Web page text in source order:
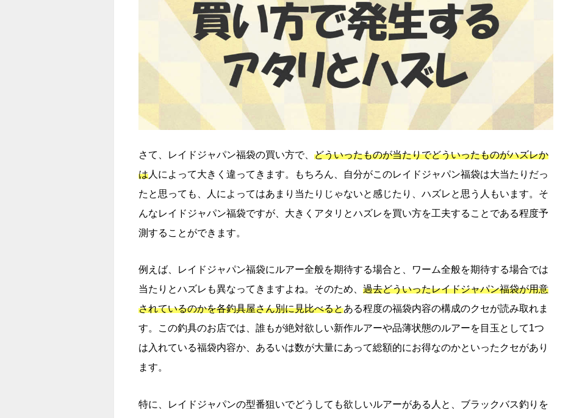
さて、レイドジャパン福袋の買い方で、どういったものが当たりでどういったものがハズレか
は 人によって大きく違ってきます。もちろん、自分がこのレイドジャパン福袋は大当たりだっ
たと思っても、人によってはあまり当たりじゃないと感じたり、ハズレと思う人もいます。そ
んなレイドジャパン福袋ですが、大きくアタリとハズレを買い方を工夫することである程度予
測することができます。
例えば、レイドジャパン福袋にルアー全般を期待する場合と、ワーム全般を期待する場合では
当たりとハズレも異なってきますよね。そのため、過去どういったレイドジャパン福袋が用意
されているのかを各釣具屋さん別に見比べるとある程度の福袋内容の構成のクセが読み取れま
す。この釣具のお店では、誰もが絶対欲しい新作ルアーや品薄状態のルアーを目玉として1つ
は入れている福袋内容か、あるいは数が大量にあって総額的にお得なのかといったクセがあり
ます。
特に、レイドジャパンの型番狙いでどうしても欲しいルアーがある人と、ブラックバス釣りを